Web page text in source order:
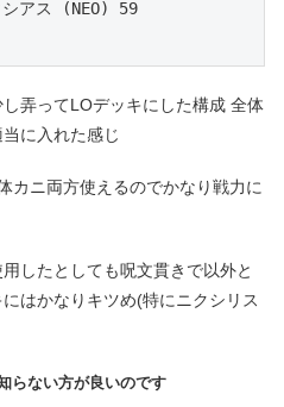
シアス (NEO) 59
弄ってLOデッキにした構成 全体
に入れた感じ
カニ両方使えるのでかなり戦力に
したとしても呪文貫きで以外と
はかなりキツめ(特にニクシリス
らない方が良いのです